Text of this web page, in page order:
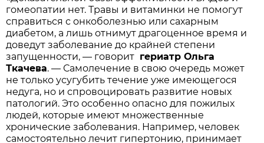
гомеопатии нет. Травы и витаминки не помогут
справиться с онкоболезнью или сахарным
диабетом, а лишь отнимут драгоценное время и
доведут заболевание до крайней степени
запущенности, — говорит гериатр Ольга
Ткачева. — Самолечение в свою очередь может
не только усугубить течение уже имеющегося
недуга, но и спровоцировать развитие новых
патологий. Это особенно опасно для пожилых
людей, которые имеют множественные
хронические заболевания. Например, человек
самостоятельно лечит гипертонию, принимает